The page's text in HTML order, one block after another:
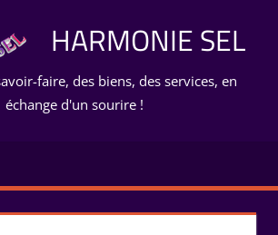
HARMONIE SEL
faire, des biens, des services, en
échange d'un sourire !